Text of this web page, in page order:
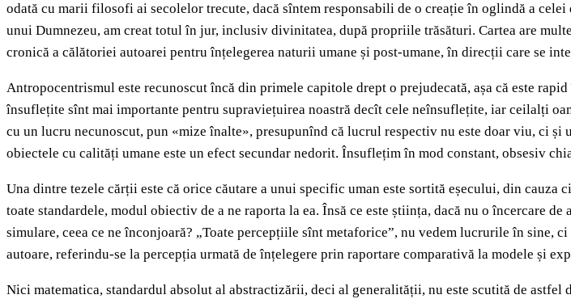
odată cu marii filosofi ai secolelor trecute, dacă sîntem responsabili de o creație în oglindă a
unui Dumnezeu, am creat totul în jur, inclusiv divinitatea, după propriile trăsături. Cartea are
cronică a călătoriei autoarei pentru înțelegerea naturii umane și post-umane, în direcții care se
Antropocentrismul este recunoscut încă din primele capitole drept o prejudecată, așa că este
însuflețite sînt mai importante pentru supraviețuirea noastră decît cele neînsuflețite, iar ceilalți
cu un lucru necunoscut, pun «mize înalte», presupunînd că lucrul respectiv nu este doar viu, ci și
obiectele cu calități umane este un efect secundar nedorit. Însuflețim în mod constant, obsesiv
Una dintre tezele cărții este că orice căutare a unui specific uman este sortită eșecului, din
toate standardele, modul obiectiv de a ne raporta la ea. Însă ce este știința, dacă nu o încercare
simulare, ceea ce ne înconjoară? „Toate percepțiile sînt metaforice”, nu vedem lucrurile în sine, ci
autoare, referindu-se la percepția urmată de înțelegere prin raportare comparativă la modele și
Nici matematica, standardul absolut al abstractizării, deci al generalității, nu este scutită de